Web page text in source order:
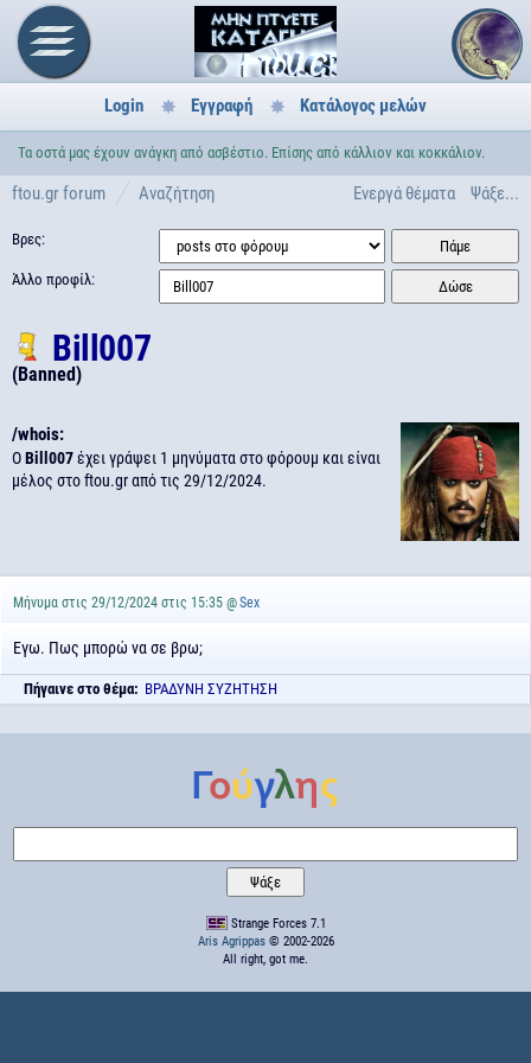
Login Εγγραφή Κατάλογος μελών
Τα οστά μας έχουν ανάγκη από ασβέστιο. Επίσης από κάλλιον και κοκκάλιον.
Ενεργά θέματα Ψάξε...
ftou.gr forum Αναζήτηση
Bill007
(Banned)
Βρες:
Άλλο προφίλ:
/whois:
ΟBill007έχει γράψει 1 μηνύματα στο φόρουμ και είναι
μέλος στο ftou.gr από τις 29/12/2024.
Μήνυμα στις 29/12/2024 στις 15:35 @Sex
Εγω. Πως μπορώ να σε βρω;
Πήγαινε στο θέμα: ΒΡΑΔΥΝΗ ΣΥΖΗΤΗΣΗ
Strange Forces 7.1
Aris Agrippas© 2002-2026
All right, got me.